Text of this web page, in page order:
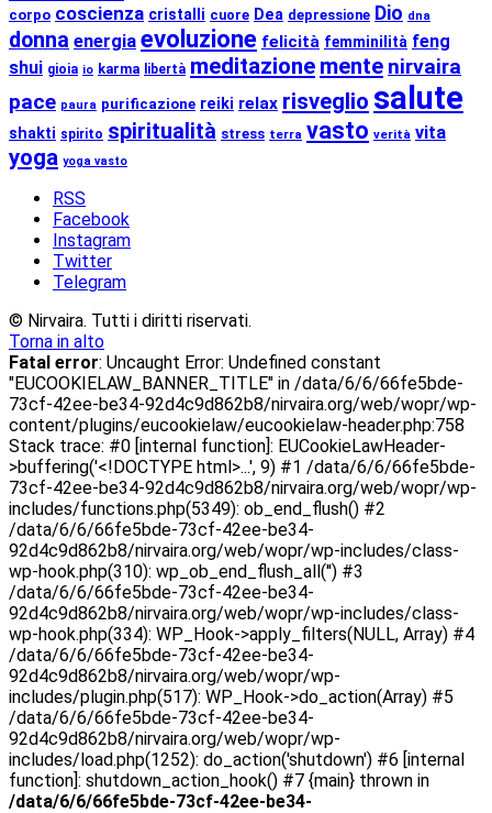
corpo coscienza cristalli cuore Dea depressione Dio dna
donna energia evoluzione felicità femminilità feng
shui gioia io karma libertà meditazione mente nirvaira
pace paura purificazione reiki relax risveglio salute
shakti spirito spiritualità stress terra vasto verità vita
yoga yoga vasto
RSS
Facebook
Instagram
Twitter
Telegram
© Nirvaira. Tutti i diritti riservati.
Torna in alto
Fatal error: Uncaught Error: Undefined constant
"EUCOOKIELAW_BANNER_TITLE" in /data/6/6/66fe5bde-
73cf-42ee-be34-92d4c9d862b8/nirvaira.org/web/wopr/wp-
content/plugins/eucookielaw/eucookielaw-header.php:758
Stack trace: #0 [internal function]: EUCookieLawHeader-
>buffering('<!DOCTYPE html>...', 9) #1 /data/6/6/66fe5bde-
73cf-42ee-be34-92d4c9d862b8/nirvaira.org/web/wopr/wp-
includes/functions.php(5349): ob_end_flush() #2
/data/6/6/66fe5bde-73cf-42ee-be34-
92d4c9d862b8/nirvaira.org/web/wopr/wp-includes/class-
wp-hook.php(310): wp_ob_end_flush_all('') #3
/data/6/6/66fe5bde-73cf-42ee-be34-
92d4c9d862b8/nirvaira.org/web/wopr/wp-includes/class-
wp-hook.php(334): WP_Hook->apply_filters(NULL, Array) #4
/data/6/6/66fe5bde-73cf-42ee-be34-
92d4c9d862b8/nirvaira.org/web/wopr/wp-
includes/plugin.php(517): WP_Hook->do_action(Array) #5
/data/6/6/66fe5bde-73cf-42ee-be34-
92d4c9d862b8/nirvaira.org/web/wopr/wp-
includes/load.php(1252): do_action('shutdown') #6 [internal
function]: shutdown_action_hook() #7 {main} thrown in
/data/6/6/66fe5bde-73cf-42ee-be34-